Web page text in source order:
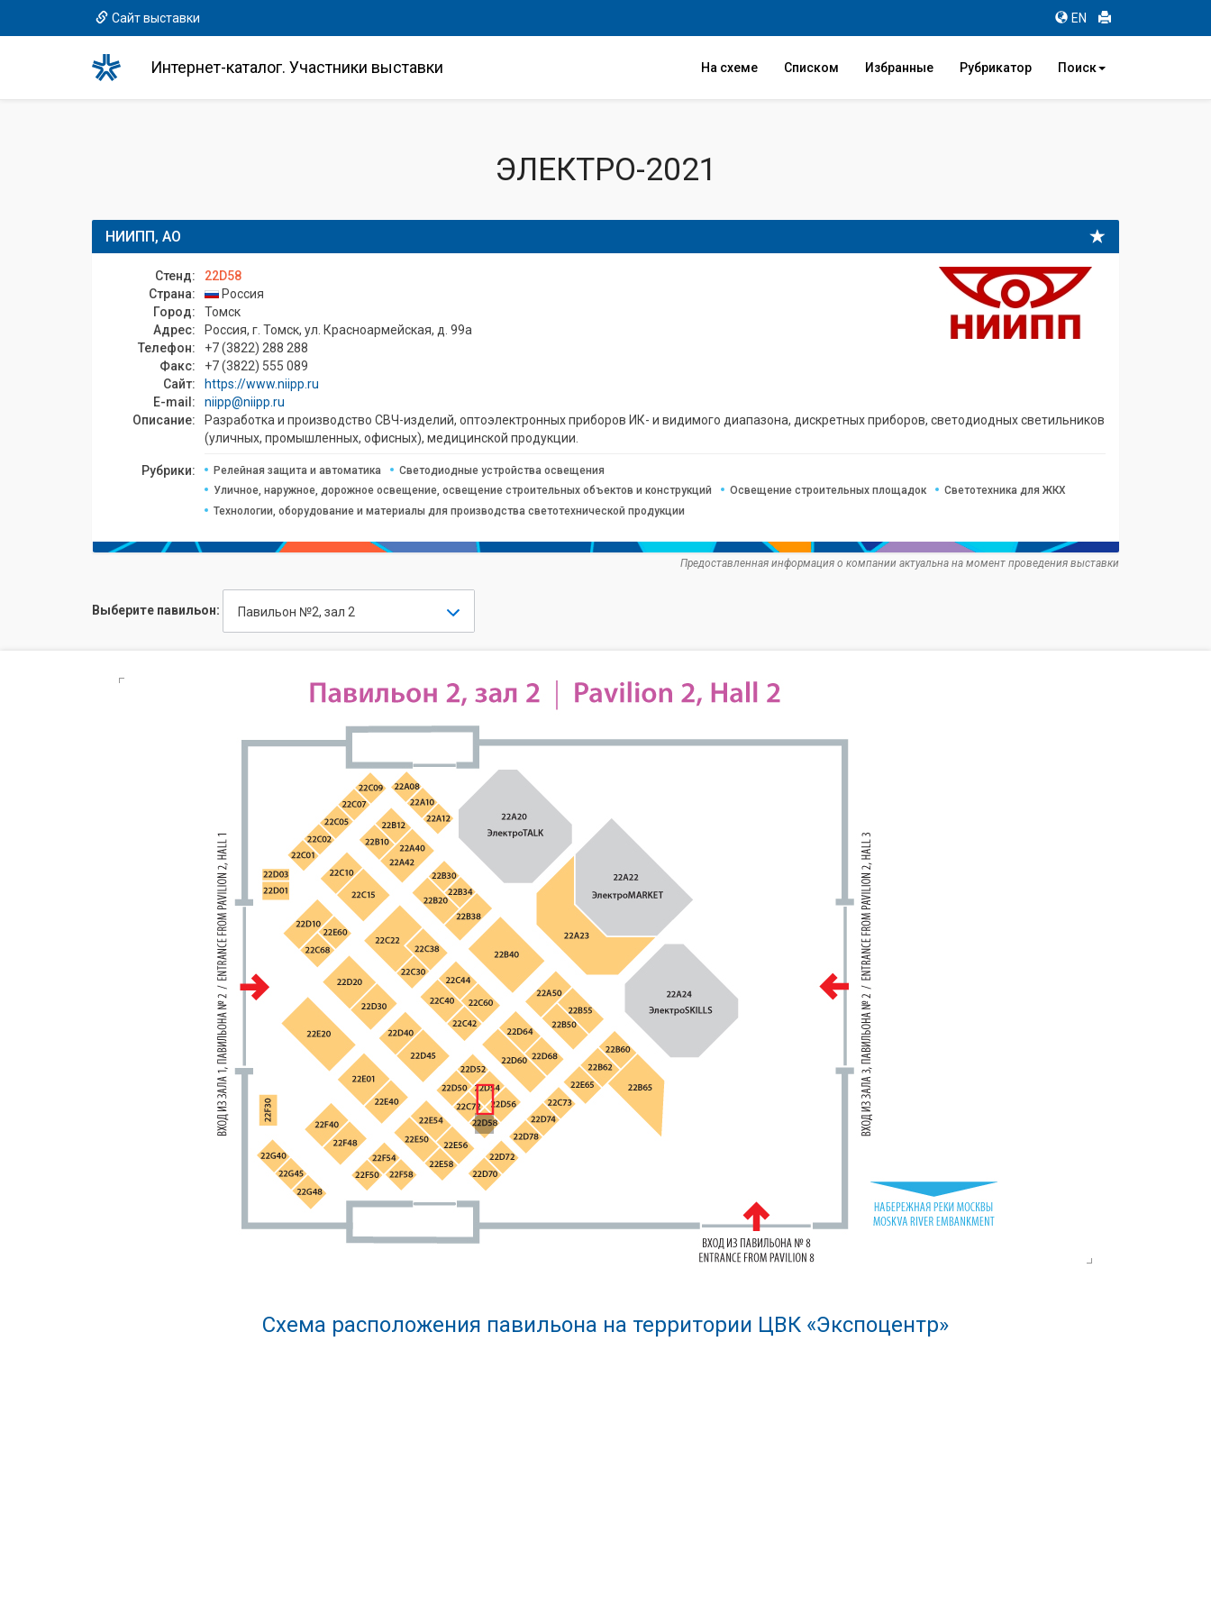
Сайт выставки EN
Интернет-каталог. Участники выставки На схеме Списком Избранные Рубрикатор Поиск
ЭЛЕКТРО-2021
НИИПП, АО
Стенд:
22D58
Страна:
Россия
Город:
Томск
Адрес:
Россия, г. Томск, ул. Красноармейская, д. 99а
Телефон:
+7 (3822) 288 288
Факс:
+7 (3822) 555 089
Сайт:
https://www.niipp.ru
E-mail:
niipp@niipp.ru
Описание:
Разработка и производство СВЧ-изделий, оптоэлектронных приборов ИК- и видимого диапазона, дискретных приборов, светодиодных светильников
(уличных, промышленных, офисных), медицинской продукции.
Рубрики: Релейная защита и автоматика
Светодиодные устройства освещения
Уличное, наружное, дорожное освещение, освещение строительных объектов и конструкций
Освещение строительных площадок
Светотехника для ЖКХ
Технологии, оборудование и материалы для производства светотехнической продукции
Предоставленная информация о компании актуальна на момент проведения выставки
Выберите павильон: Павильон №2, зал 2
Схема расположения павильона на территории ЦВК «Экспоцентр»